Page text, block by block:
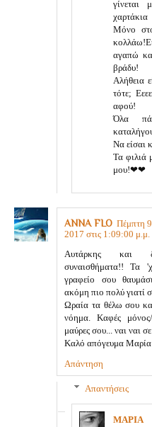
χαρτάκια
Μόνο
αγαπώ
βράδυ!
Αλήθεια
τότε;
αφού!
Όλα
Να είσαι
Τα φιλιά
μου!❤❤
ANNA FLO Πέμπτη
2017 στις 1:09:00
Αυτάρκης και
συναισθήματα!! Τα
γραφείο σου
ακόμη πιο πολύ γιατί
Ωραία τα θέλω σου
νόημα. Καφές
μαύρες σου... ναι ναι
Καλό απόγευμα
Απάντηση
Απαντήσεις
ΜΑΡΙΑ